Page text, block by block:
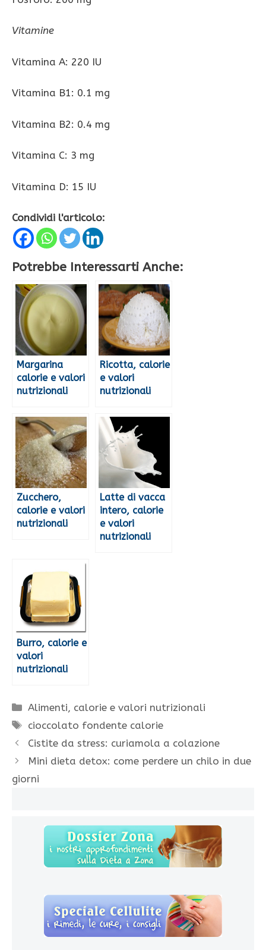
Vitamine
Vitamina A: 220 IU
Vitamina B1: 0.1 mg
Vitamina B2: 0.4 mg
Vitamina C: 3 mg
Vitamina D: 15 IU
Condividi l'articolo:
Potrebbe Interessarti Anche:
Margarina
calorie e valori
nutrizionali
Ricotta, calorie
e valori
nutrizionali
Zucchero,
calorie e valori
nutrizionali
Latte di vacca
intero, calorie
e valori
nutrizionali
Burro, calorie e
valori
nutrizionali
Categorie
Alimenti, calorie e valori nutrizionali
Tag
cioccolato fondente calorie
Cistite da stress: curiamola a colazione
Mini dieta detox: come perdere un chilo in due
giorni